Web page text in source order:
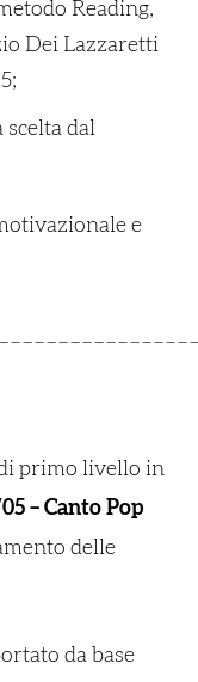
Reading,
Dei Lazzaretti
dal
e
primo livello in
– Canto Pop
delle
da base